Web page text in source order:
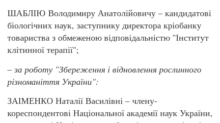
ШАБЛІЮ Володимиру Анатолійовичу – кандидатові
біологічних наук, заступнику директора кріобанку
товариства з обмеженою відповідальністю "Інститут
клітинної терапії";
– за роботу "Збереження і відновлення рослинного
різноманіття України":
ЗАІМЕНКО Наталії Василівні – члену-
кореспондентові Національної академії наук України,